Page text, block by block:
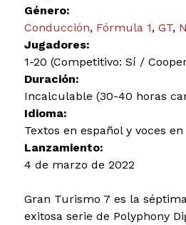
Género:
Conducción, Fórmula 1, GT,
Jugadores:
1-20 (Competitivo: Sí /
Duración:
Incalculable (30-40 horas
Idioma:
Textos en español y voces
Lanzamiento:
4 de marzo de 2022
Gran Turismo 7 es la
exitosa serie de Polyphony